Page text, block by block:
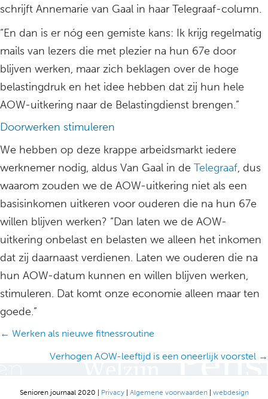
schrijft Annemarie van Gaal in haar Telegraaf-column.
“En dan is er nóg een gemiste kans: Ik krijg regelmatig
mails van lezers die met plezier na hun 67e door
blijven werken, maar zich beklagen over de hoge
belastingdruk en het idee hebben dat zij hun hele
AOW-uitkering naar de Belastingdienst brengen.”
Doorwerken stimuleren
We hebben op deze krappe arbeidsmarkt iedere
werknemer nodig, aldus Van Gaal in de Telegraaf, dus
waarom zouden we de AOW-uitkering niet als een
basisinkomen uitkeren voor ouderen die na hun 67e
willen blijven werken? “Dan laten we de AOW-
uitkering onbelast en belasten we alleen het inkomen
dat zij daarnaast verdienen. Laten we ouderen die na
hun AOW-datum kunnen en willen blijven werken,
stimuleren. Dat komt onze economie alleen maar ten
goede.”
Posts
navigation
← Werken als nieuwe fitnessroutine
Verhogen AOW-leeftijd is een oneerlijk voorstel →
Senioren journaal 2020 | Privacy| Algemene voorwaarden| webdesign